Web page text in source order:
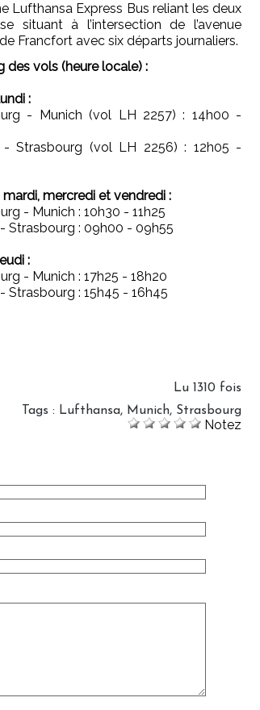
Lufthansa Express Bus reliant les deux
à l’intersection de l’avenue
Francfort avec six départs journaliers.
des vols (heure locale) :
:
- Munich (vol LH 2257) : 14h00 -
- Strasbourg (vol LH 2256) : 12h05 -
mardi, mercredi et vendredi :
- Munich : 10h30 - 11h25
Strasbourg : 09h00 - 09h55
:
- Munich : 17h25 - 18h20
Strasbourg : 15h45 - 16h45
Lu 1310 fois
Tags : Lufthansa, Munich, Strasbourg
Notez